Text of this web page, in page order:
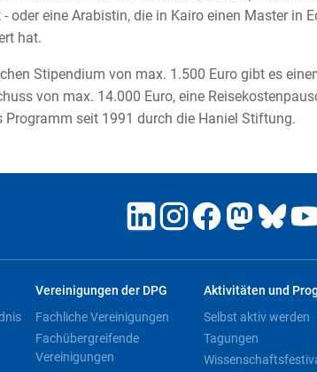
oder eine Arabistin, die in Kairo einen Master in
hat.
Stipendium von max. 1.500 Euro gibt es
von max. 14.000 Euro, eine
Programm seit 1991 durch die Haniel Stiftung.
Vereinigungen der DPG
Fachliche Vereinigungen
Fachübergreifende
Vereinigungen
Aktivitäten und
Selbst aktiv werden
Tagungen